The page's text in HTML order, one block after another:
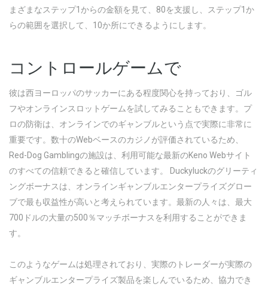
まざまなステップ1からの金額を見て、80を支援し、ステップ1か
らの範囲を選択して、10か所にできるようにします。
コントロールゲームで
彼は西ヨーロッパのサッカーにある程度関心を持っており、ゴル
フやオンラインスロットゲームを試してみることもできます。プ
ロの防衛は、オンラインでのギャンブルという点で実際に非常に
重要です。数十のWebベースのカジノが評価されているため、
Red-Dog Gamblingの施設は、利用可能な最新のKeno Webサイト
のすべての信頼できると確信しています。 Duckyluckのグリーティ
ングボーナスは、オンラインギャンブルエンタープライズグロー
ブで最も収益性が高いと考えられています。最新の人々は、最大
700ドルの大量の500％マッチボーナスを利用することができま
す。
このようなゲームは処理されており、実際のトレーダーが実際の
ギャンブルエンタープライズ製品を楽しんでいるため、協力でき